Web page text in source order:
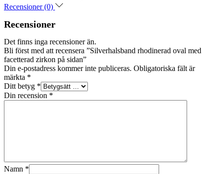
Recensioner (0)
Recensioner
Det finns inga recensioner än.
Bli först med att recensera ”Silverhalsband rhodinerad oval med
facetterad zirkon på sidan”
Din e-postadress kommer inte publiceras. Obligatoriska fält är
märkta *
Ditt betyg *
Din recension *
Namn *